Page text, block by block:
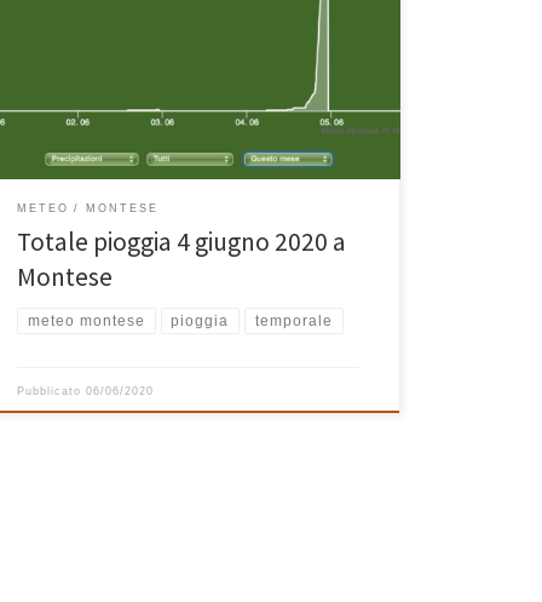
che ieri mattina i dati relativi alla pioggia caduta a
Montese nella notte tra il 4 ed il 5 giugno 2020 erano
troppo bassi per essere veri (segnavano un totale di 7
mm). Il forte temporale che ha interessato la nostra
zona […]
METEO MONTESE
Totale pioggia 4 giugno 2020 a
Montese
meteo montese pioggia temporale
Pubblicato06/06/2020